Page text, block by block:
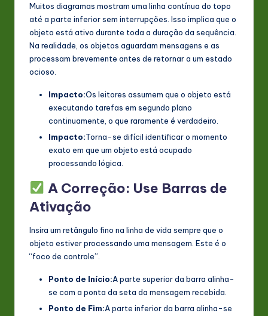
Muitos diagramas mostram uma linha contínua do topo
até a parte inferior sem interrupções. Isso implica que o
objeto está ativo durante toda a duração da sequência.
Na realidade, os objetos aguardam mensagens e as
processam brevemente antes de retornar a um estado
ocioso.
Impacto:Os leitores assumem que o objeto está
executando tarefas em segundo plano
continuamente, o que raramente é verdadeiro.
Impacto:Torna-se difícil identificar o momento
exato em que um objeto está ocupado
processando lógica.
A Correção: Use Barras de
Ativação
Insira um retângulo fino na linha de vida sempre que o
objeto estiver processando uma mensagem. Este é o
“foco de controle”.
Ponto de Início:A parte superior da barra alinha-
se com a ponta da seta da mensagem recebida.
Ponto de Fim:A parte inferior da barra alinha-se